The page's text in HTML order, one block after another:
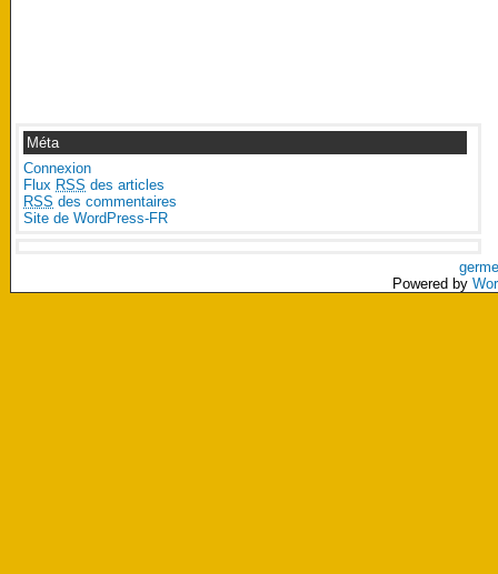
Méta
Connexion
Flux RSS des articles
RSS des commentaires
Site de WordPress-FR
Powered by